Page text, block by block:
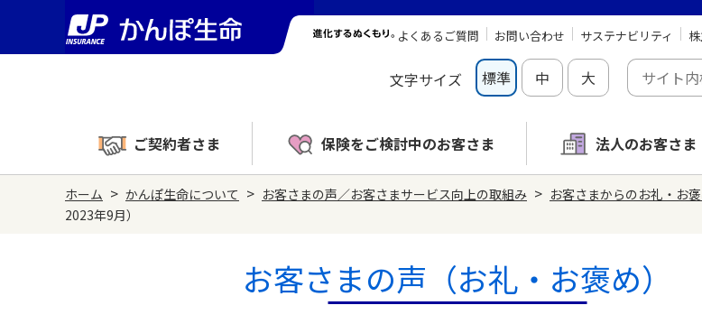
よくあるご質問 お問い合わせ サステナビリティ
文字サイズ 標準 中 大
ご契約者さま 保険をご検討中のお客さま 法人のお客さま
ホーム > かんぽ生命について > お客さまの声／お客さまサービス向上の取組み > お客さまからのお礼・お
2023年9月）
お客さまの声（お礼・お褒め）